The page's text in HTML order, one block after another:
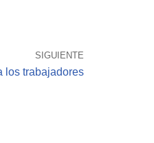
SIGUIENTE
los trabajadores